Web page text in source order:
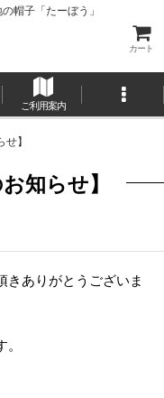
帽子「たーぼう」
カート
ご利用案内
】
知らせ】
きありがとうございま